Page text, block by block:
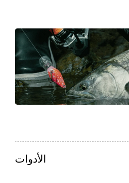
الأدوات